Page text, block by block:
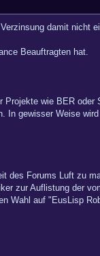
damit nicht
Beauftragten hat.
wie BER
In gewisser Weise
des Forums Luft zu
zur Auflistung der
Wahl auf "EusLisp